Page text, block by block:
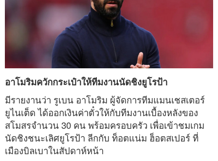
อาโมริมควักกระเป๋าให้ทีมงานนัดชิงยูโรป้า
มีรายงานว่า รูเบน อาโมริม ผู้จัดการทีมแมนเชสเตอร์
ยูไนเต็ด ได้ออกเงินค่าตั๋วให้กับทีมงานเบื้องหลังของ
สโมสรจำนวน 30 คน พร้อมครอบครัว เพื่อเข้าชมเกม
นัดชิงชนะเลิศยูโรป้า ลีกกับ ท็อตแน่ม ฮ็อตสเปอร์ ที่
เมืองบิลเบาในสัปดาห์หน้า